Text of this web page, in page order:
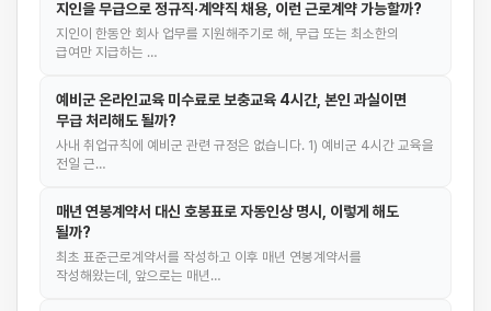
지인을 무급으로 정규직·계약직 채용, 이런 근로계약 가능할까?
지인이 한동안 회사 업무를 지원해주기로 해, 무급 또는 최소한의
급여만 지급하는 …
예비군 온라인교육 미수료로 보충교육 4시간, 본인 과실이면
무급 처리해도 될까?
사내 취업규칙에 예비군 관련 규정은 없습니다. 1) 예비군 4시간 교육을
전일 근…
매년 연봉계약서 대신 호봉표로 자동인상 명시, 이렇게 해도
될까?
최초 표준근로계약서를 작성하고 이후 매년 연봉계약서를
작성해왔는데, 앞으로는 매년…